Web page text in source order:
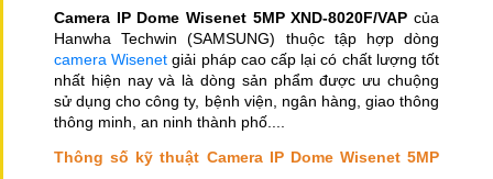
Camera IP Dome Wisenet 5MP XND-8020F/VAP của
Hanwha Techwin (SAMSUNG) thuộc tập hợp dòng
camera Wisenet giải pháp cao cấp lại có chất lượng tốt
nhất hiện nay và là dòng sản phẩm được ưu chuộng
sử dụng cho công ty, bệnh viện, ngân hàng, giao thông
thông minh, an ninh thành phố....
Thông số kỹ thuật Camera IP Dome Wisenet 5MP